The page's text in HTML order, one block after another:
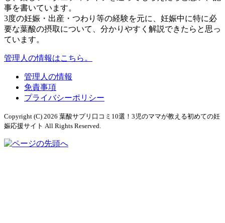
事を書いています。
3度の妊娠・出産・つわり等の経験を元に、妊娠中に特に必
要な葉酸の摂取について、分かりやすく解説できたらと思っ
ています。
管理人の情報はこちら。
管理人の情報
免責事項
プライバシーポリシー
Copyright (C) 2026 葉酸サプリ口コミ10選！3児のママが教える初めての妊
娠応援サイト All Rights Reserved.